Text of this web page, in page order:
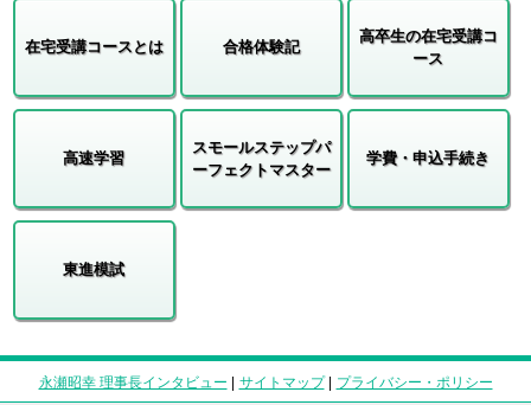
在宅受講コースとは 合格体験記
高卒生の在宅受講コ
ース
高速学習
スモールステップパ
ーフェクトマスター
学費・申込手続き
東進模試
永瀬昭幸 理事長インタビュー | サイトマップ| プライバシー・ポリシー